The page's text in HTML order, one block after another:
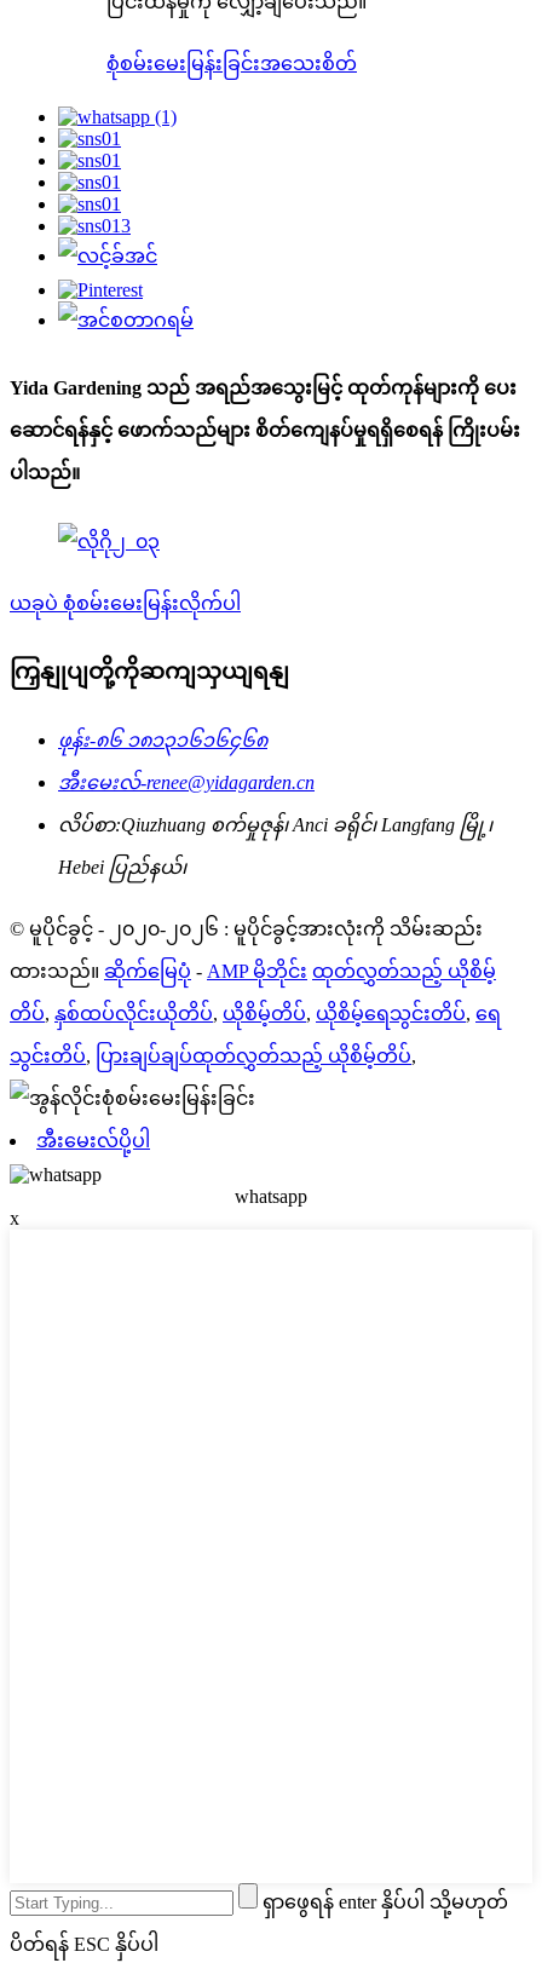
စုံစမ်းမေးမြန်းခြင်းအသေးစိတ်
Yida Gardening သည် အရည်အသွေးမြင့် ထုတ်ကုန်များကို ပေး
ဆောင်ရန်နှင့် ဖောက်သည်များ စိတ်ကျေနပ်မှုရရှိစေရန် ကြိုးပမ်း
ပါသည်။
ယခုပဲ စုံစမ်းမေးမြန်းလိုက်ပါ
ကြှနျုပျတို့ကိုဆကျသှယျရနျ
ဖုန်း-၈၆ ၁၈၁၃၁၆၁၆၄၆၈
အီးမေးလ်-renee@yidagarden.cn
လိပ်စာ:Qiuzhuang စက်မှုဇုန်၊ Anci ခရိုင်၊ Langfang မြို့၊
Hebei ပြည်နယ်၊
© မူပိုင်ခွင့် - ၂၀၂၀-၂၀၂၆ : မူပိုင်ခွင့်အားလုံးကို သိမ်းဆည်း
ထားသည်။ ဆိုက်မြေပုံ - AMP မိုဘိုင်း ထုတ်လွှတ်သည့် ယိုစိမ့်
တိပ်, နှစ်ထပ်လိုင်းယိုတိပ်, ယိုစိမ့်တိပ်, ယိုစိမ့်ရေသွင်းတိပ်, ရေ
သွင်းတိပ်, ပြားချပ်ချပ်ထုတ်လွှတ်သည့် ယိုစိမ့်တိပ်,
အီးမေးလ်ပို့ပါ
whatsapp
x
ရှာဖွေရန် enter နှိပ်ပါ သို့မဟုတ်
ပိတ်ရန် ESC နှိပ်ပါ